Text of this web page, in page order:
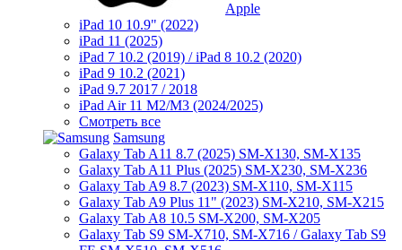
Apple
iPad 10 10.9" (2022)
iPad 11 (2025)
iPad 7 10.2 (2019) / iPad 8 10.2 (2020)
iPad 9 10.2 (2021)
iPad 9.7 2017 / 2018
iPad Air 11 M2/M3 (2024/2025)
Смотреть все
Samsung
Galaxy Tab A11 8.7 (2025) SM-X130, SM-X135
Galaxy Tab A11 Plus (2025) SM-X230, SM-X236
Galaxy Tab A9 8.7 (2023) SM-X110, SM-X115
Galaxy Tab A9 Plus 11" (2023) SM-X210, SM-X215
Galaxy Tab A8 10.5 SM-X200, SM-X205
Galaxy Tab S9 SM-X710, SM-X716 / Galaxy Tab S9